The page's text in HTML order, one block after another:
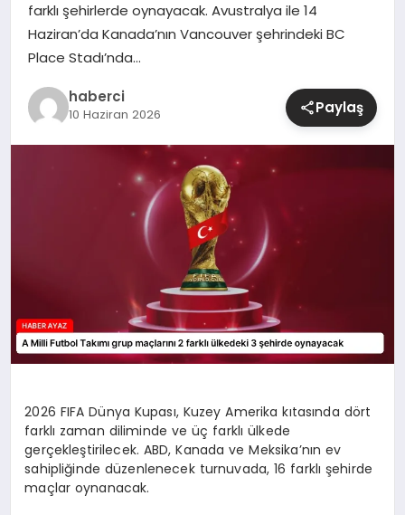
TEKNOLOJI
YAŞAM
farklı şehirlerde oynayacak. Avustralya ile 14
Haziran’da Kanada’nın Vancouver şehrindeki BC
Place Stadı’nda…
haberci
10 Haziran 2026 Paylaş
2026 FIFA Dünya Kupası, Kuzey Amerika kıtasında dört
farklı zaman diliminde ve üç farklı ülkede
gerçekleştirilecek. ABD, Kanada ve Meksika’nın ev
sahipliğinde düzenlenecek turnuvada, 16 farklı şehirde
maçlar oynanacak.